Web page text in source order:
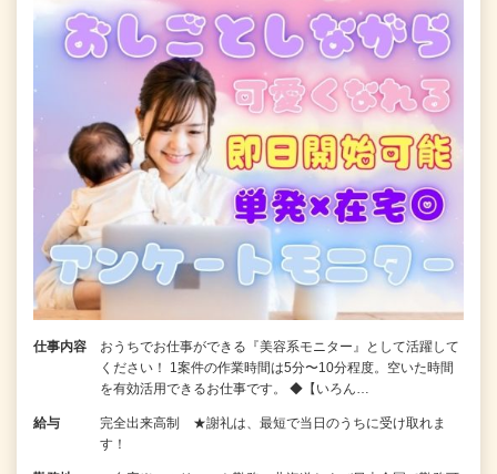
仕事内容
おうちでお仕事ができる『美容系モニター』として活躍して
ください！ 1案件の作業時間は5分〜10分程度。空いた時間
を有効活用できるお仕事です。 ◆【いろん…
給与
完全出来高制 ★謝礼は、最短で当日のうちに受け取れま
す！